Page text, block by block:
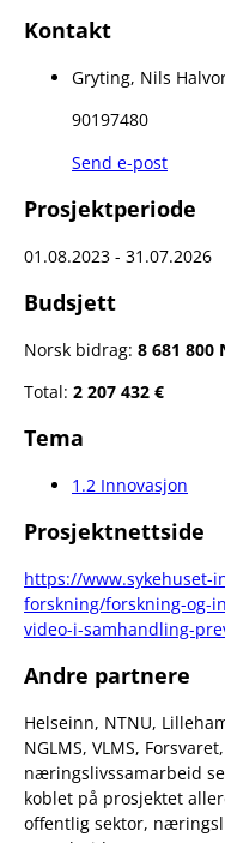
Kontakt
Gryting, Nils
90197480
Send e-post
Prosjektperiode
01.08.2023 - 31.07.2026
Budsjett
Norsk bidrag: 8 681 800
Total: 2 207 432 €
Tema
1.2 Innovasjon
Prosjektnettside
https://www.sykehuset-
forskning/forskning-og-
video-i-samhandling-
Andre partnere
Helseinn, NTNU,
NGLMS, VLMS,
næringslivssamarbeid
koblet på prosjektet
offentlig sektor,